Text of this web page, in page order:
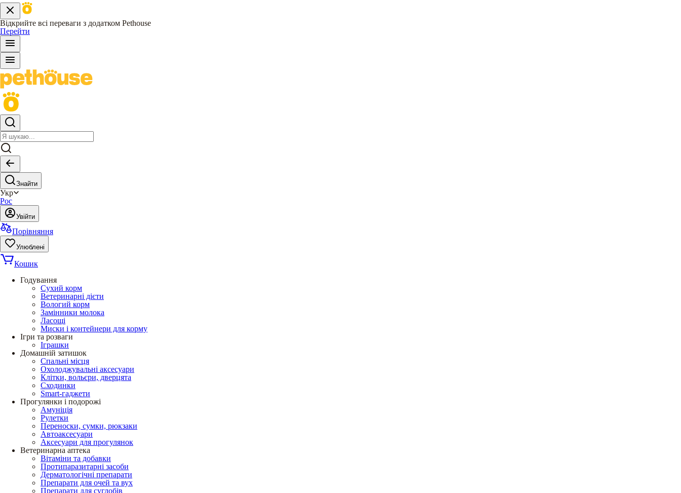
Відкрийте всі переваги з додатком Pethouse
Перейти
Знайти
Укр
Рос
Увійти
Порівняння
Улюблені
Кошик
Годування
Сухий корм
Ветеринарні дієти
Вологий корм
Замінники молока
Ласощі
Миски і контейнери для корму
Ігри та розваги
Іграшки
Домашній затишок
Спальні місця
Охолоджувальні аксесуари
Клітки, вольєри, дверцята
Сходинки
Smart-гаджети
Прогулянки і подорожі
Амуніція
Рулетки
Переноски, сумки, рюкзаки
Автоаксесуари
Аксесуари для прогулянок
Ветеринарна аптека
Вітаміни та добавки
Протипаразитарні засоби
Дерматологічні препарати
Препарати для очей та вух
Препарати для суглобів